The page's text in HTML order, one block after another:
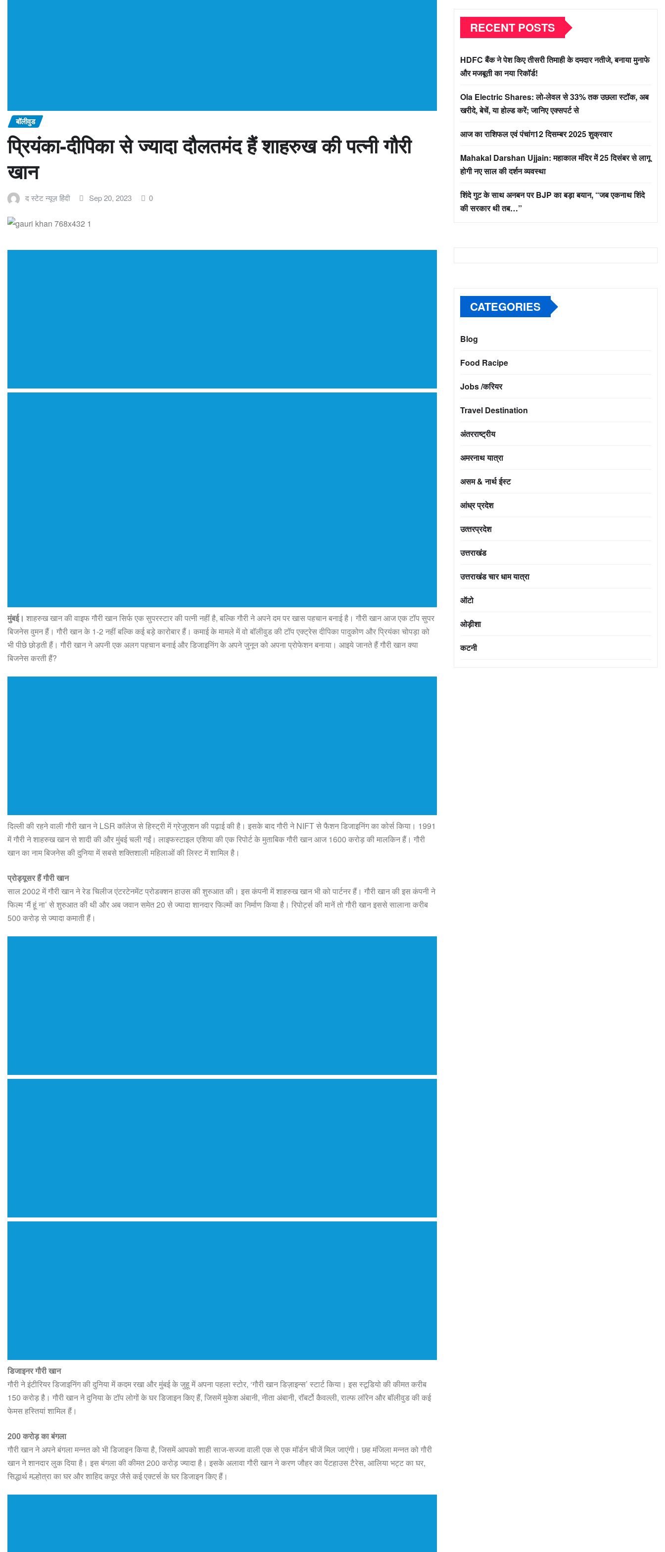
बॉलीवुड
प्रियंका-दीपिका से ज्यादा दौलतमंद हैं शाहरुख की पत्नी गौरी
खान
द स्टेट न्यूज़ हिंदी Sep 20, 2023 0
मुंबई। शाहरुख खान की वाइफ गौरी खान सिर्फ एक सुपरस्टार की पत्नी नहीं है, बल्कि गौरी ने अपने दम पर खास पहचान बनाई है। गौरी खान आज एक टॉप सुपर
बिजनेस वुमन हैं। गौरी खान के 1-2 नहीं बल्कि कई बड़े कारोबार हैं। कमाई के मामले में वो बॉलीवुड की टॉप एक्ट्रेस दीपिका पादुकोण और प्रियंका चोपड़ा को
भी पीछे छोड़ती हैं। गौरी खान ने अपनी एक अलग पहचान बनाई और डिजाइनिंग के अपने जुनून को अपना प्रोफेशन बनाया। आइये जानते हैं गौरी खान क्या
बिजनेस करती हैं?
दिल्ली की रहने वाली गौरी खान ने LSR कॉलेज से हिस्ट्री में ग्रेजुएशन की पढ़ाई की है। इसके बाद गौरी ने NIFT से फैशन डिजाइनिंग का कोर्स किया। 1991
में गौरी ने शाहरुख खान से शादी की और मुंबई चली गईं। लाइफस्टाइल एशिया की एक रिपोर्ट के मुताबिक गौरी खान आज 1600 करोड़ की मालकिन हैं। गौरी
खान का नाम बिजनेस की दुनिया में सबसे शक्तिशाली महिलाओं की लिस्ट में शामिल है।
प्रोड्यूसर हैं गौरी खान
साल 2002 में गौरी खान ने रेड चिलीज एंटरटेनमेंट प्रोडक्शन हाउस की शुरुआत की। इस कंपनी में शाहरुख खान भी को पार्टनर हैं। गौरी खान की इस कंपनी ने
फिल्म ‘मैं हूं ना’ से शुरुआत की थी और अब जवान समेत 20 से ज्यादा शानदार फिल्मों का निर्माण किया है। रिपोर्ट्स की मानें तो गौरी खान इससे सालाना करीब
500 करोड़ से ज्यादा कमाती हैं।
डिजाइनर गौरी खान
गौरी ने इंटीरियर डिजाइनिंग की दुनिया में कदम रखा और मुंबई के जुहू में अपना पहला स्टोर, ‘गौरी खान डिज़ाइन्स’ स्टार्ट किया। इस स्टूडियो की कीमत करीब
150 करोड़ है। गौरी खान ने दुनिया के टॉप लोगों के घर डिजाइन किए हैं, जिसमें मुकेश अंबानी, नीता अंबानी, रॉबर्टो कैवल्ली, राल्फ लॉरेन और बॉलीवुड की कई
फेमस हस्तियां शामिल हैं।
200 करोड़ का बंगला
गौरी खान ने अपने बंगला मन्नत को भी डिजाइन किया है, जिसमें आपको शाही साज-सज्जा वाली एक से एक मॉर्डन चीजें मिल जाएंगी। छह मंजिला मन्नत को गौरी
खान ने शानदार लुक दिया है। इस बंगला की कीमत 200 करोड़ ज्यादा है। इसके अलावा गौरी खान ने करण जौहर का पेंटहाउस टैरेस, आलिया भट्ट का घर,
सिद्धार्थ मल्होत्रा ​​का घर और शाहिद कपूर जैसे कई एक्टर्स के घर डिजाइन किए हैं।
RECENT POSTS
HDFC बैंक ने पेश किए तीसरी तिमाही के दमदार नतीजे, बनाया मुनाफे
और मजबूती का नया रिकॉर्ड!
Ola Electric Shares: लो-लेवल से 33% तक उछला स्टॉक, अब
खरीदे, बेचें, या होल्ड करें; जानिए एक्सपर्ट से
आज का राशिफल एवं पंचांग12 दिसम्बर 2025 शुक्रवार
Mahakal Darshan Ujjain: महाकाल मंदिर में 25 दिसंबर से लागू
होगी नए साल की दर्शन व्यवस्था
शिंदे गुट के साथ अनबन पर BJP का बड़ा बयान, “जब एकनाथ शिंदे
की सरकार थी तब…”
CATEGORIES
Blog
Food Racipe
Jobs /करियर
Travel Destination
अंतरराष्ट्रीय
अमरनाथ यात्रा
असम & नार्थ ईस्ट
आंध्र प्रदेश
उत्‍तरप्रदेश
उत्तराखंड
उत्तराखंड चार धाम यात्रा
ऑटो
ओड़ीशा
कटनी